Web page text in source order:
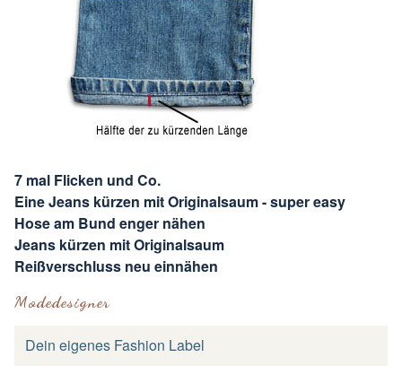
7 mal Flicken und Co.
Eine Jeans kürzen mit Originalsaum - super easy
Hose am Bund enger nähen
Jeans kürzen mit Originalsaum
Reißverschluss neu einnähen
Modedesigner
Dein eigenes Fashion Label